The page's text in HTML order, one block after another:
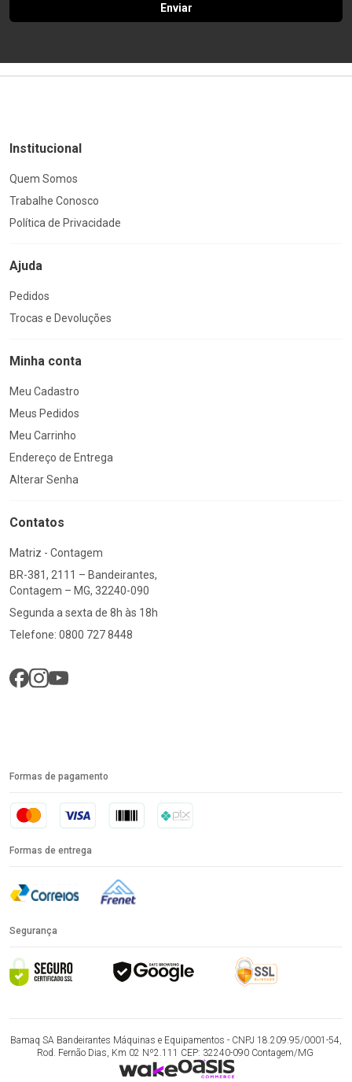
Enviar
Institucional
Quem Somos
Trabalhe Conosco
Política de Privacidade
Ajuda
Pedidos
Trocas e Devoluções
Minha conta
Meu Cadastro
Meus Pedidos
Meu Carrinho
Endereço de Entrega
Alterar Senha
Contatos
Matriz - Contagem
BR-381, 2111 – Bandeirantes,
Contagem – MG, 32240-090
Segunda a sexta de 8h às 18h
Telefone: 0800 727 8448
Formas de pagamento
Formas de entrega
Segurança
Bamaq SA Bandeirantes Máquinas e Equipamentos - CNPJ 18.209.95/0001-54,
Rod. Fernão Dias, Km 02 Nº2.111 CEP: 32240-090 Contagem/MG